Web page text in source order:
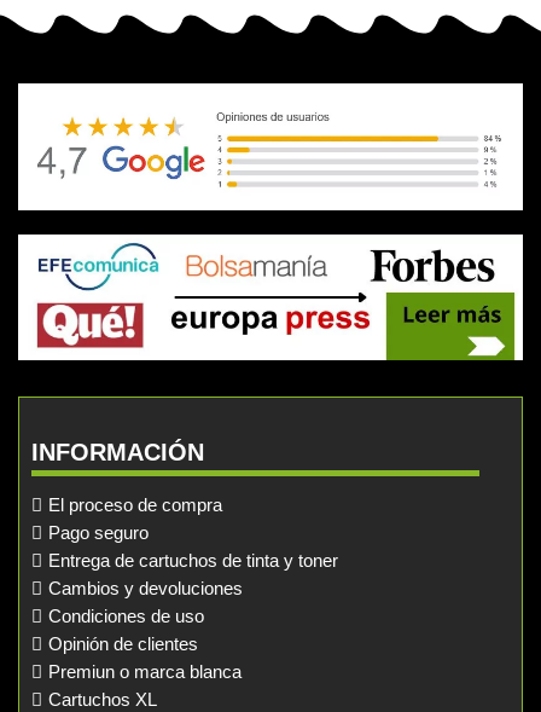
INFORMACIÓN
El proceso de compra
Pago seguro
Entrega de cartuchos de tinta y toner
Cambios y devoluciones
Condiciones de uso
Opinión de clientes
Premiun o marca blanca
Cartuchos XL